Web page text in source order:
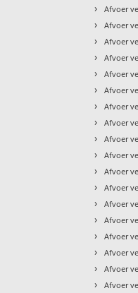
› Afvoer
› Afvoer
› Afvoer
› Afvoer
› Afvoer
› Afvoer
› Afvoer
› Afvoer
› Afvoer
› Afvoer
› Afvoer
› Afvoer
› Afvoer
› Afvoer
› Afvoer
› Afvoer
› Afvoer
› Afvoer